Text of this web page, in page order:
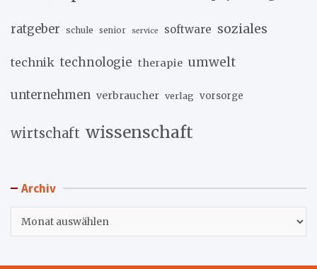
ratgeber schule senior service software soziales
technik technologie therapie umwelt
unternehmen verbraucher verlag vorsorge
wirtschaft wissenschaft
Archiv